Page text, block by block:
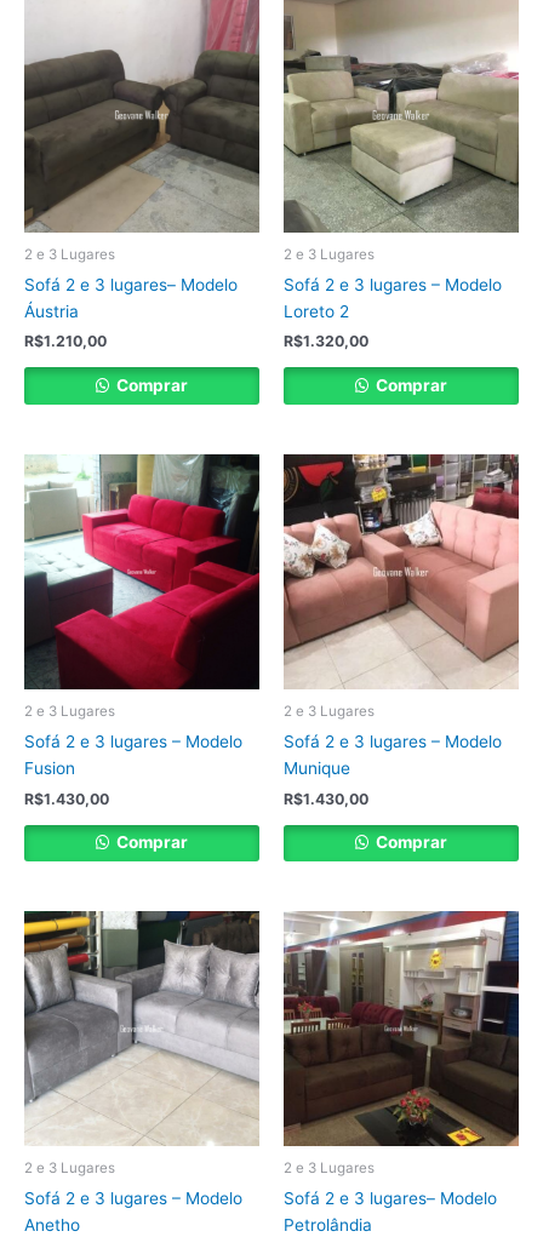
2 e 3 Lugares
Sofá 2 e 3 lugares– Modelo
Áustria
R$1.210,00
Comprar
2 e 3 Lugares
Sofá 2 e 3 lugares – Modelo
Loreto 2
R$1.320,00
Comprar
2 e 3 Lugares
Sofá 2 e 3 lugares – Modelo
Fusion
R$1.430,00
Comprar
2 e 3 Lugares
Sofá 2 e 3 lugares – Modelo
Munique
R$1.430,00
Comprar
2 e 3 Lugares
Sofá 2 e 3 lugares – Modelo
Anetho
2 e 3 Lugares
Sofá 2 e 3 lugares– Modelo
Petrolândia